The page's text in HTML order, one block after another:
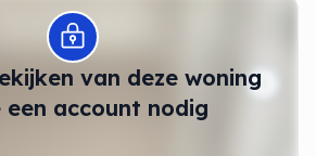
van deze woning
een account nodig
Modal openen